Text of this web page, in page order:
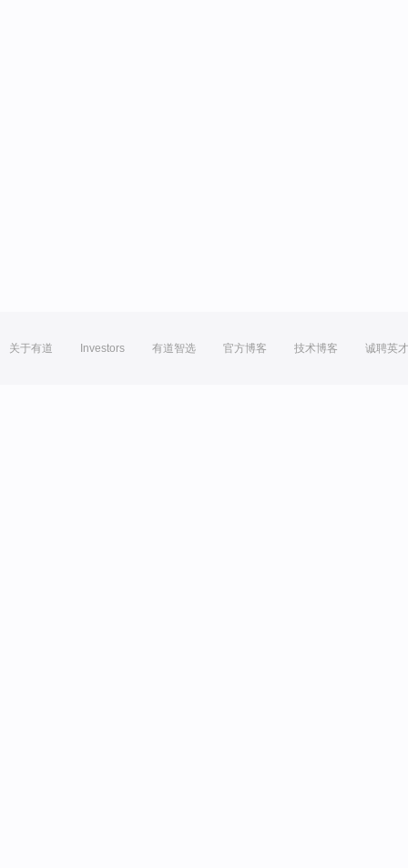
关于有道 Investors 有道智选 官方博客 技术博客 诚聘英才